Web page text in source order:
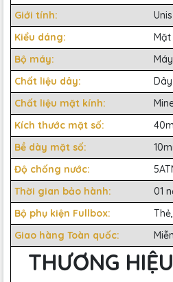
Giới tính:
Kiểu dáng:
Mặt
Bộ máy:
Chất liệu dây:
Chất liệu mặt kính:
Kích thước mặt số:
Bề dày mặt số:
Độ chống nước:
Thời gian bảo hành:
01
Bộ phụ kiện Fullbox:
Giao hàng Toàn quốc:
THƯƠNG